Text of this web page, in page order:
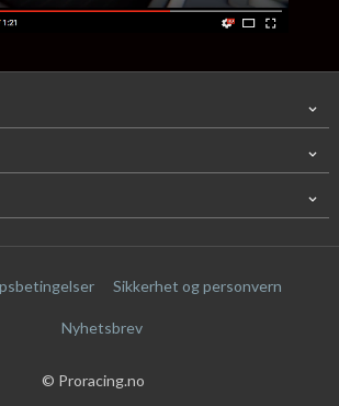
Sikkerhet og personvern
Nyhetsbrev
© Proracing.no